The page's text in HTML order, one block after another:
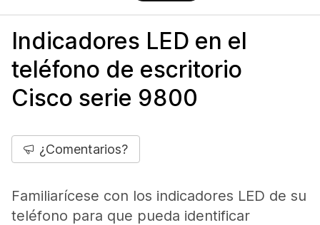
Indicadores LED en el
teléfono de escritorio
Cisco serie 9800
¿Comentarios?
Familiarícese con los indicadores LED de su
teléfono para que pueda identificar